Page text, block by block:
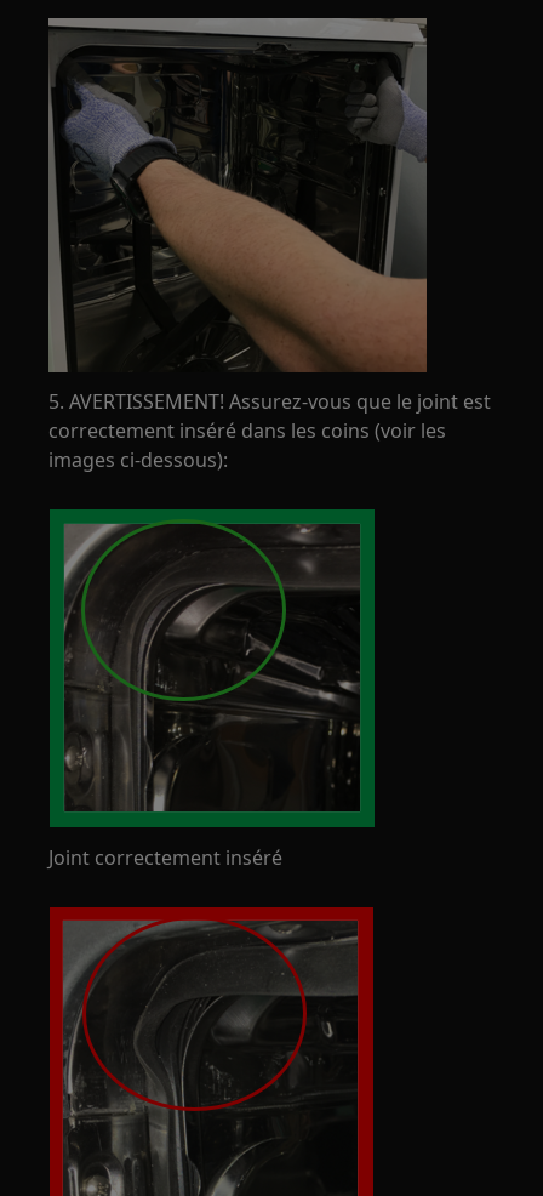
5. AVERTISSEMENT! Assurez-vous que le joint est
correctement inséré dans les coins (voir les
images ci-dessous):
Joint correctement inséré